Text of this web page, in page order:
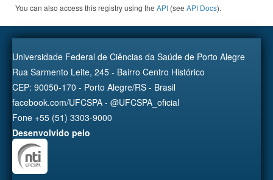
You can also access this registry using the API (see API Docs).
Universidade Federal de Ciências da Saúde de Porto Alegre
Rua Sarmento Leite, 245 - Bairro Centro Histórico
CEP: 90050-170 - Porto Alegre/RS - Brasil
facebook.com/UFCSPA - @UFCSPA_oficial
Fone +55 (51) 3303-9000
Desenvolvido pelo